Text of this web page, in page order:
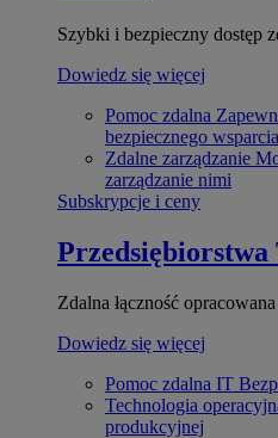
Szybki i bezpieczny dostęp
Dowiedz się więcej
Pomoc zdalna
bezpiecznego wsparcia
Zdalne zarządzanie
zarządzanie nimi
Subskrypcje i ceny
Przedsiębiorstwa
Zdalna łączność
Dowiedz się więcej
Pomoc zdalna IT
Technologia
produkcyjnej